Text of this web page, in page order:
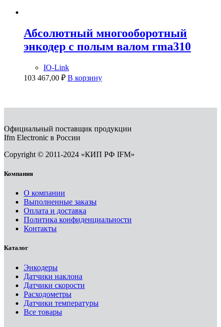
Абсолютный многооборотный
энкодер с полым валом rma310
IO-Link
103 467,00 ₽ В корзину
Официальный поставщик продукции
Ifm Electronic в России
Copyright © 2011-2024 «КИП РФ IFM»
Компания
О компании
Выполненные заказы
Оплата и доставка
Политика конфиденциальности
Контакты
Каталог
Энкодеры
Датчики наклона
Датчики скорости
Расходометры
Датчики температуры
Все товары